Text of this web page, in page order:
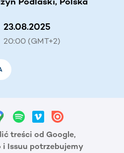
23.08.2025
20:00 (GMT+2)
treści od Google,
Issuu potrzebujemy